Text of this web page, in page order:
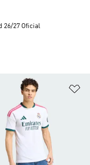
la lista de deseos
26/27 Oficial